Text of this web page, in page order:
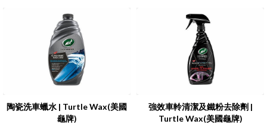
陶瓷洗車蠟水 | Turtle Wax(美國
龜牌)
強效車軨清潔及鐵粉去除劑 |
Turtle Wax(美國龜牌)